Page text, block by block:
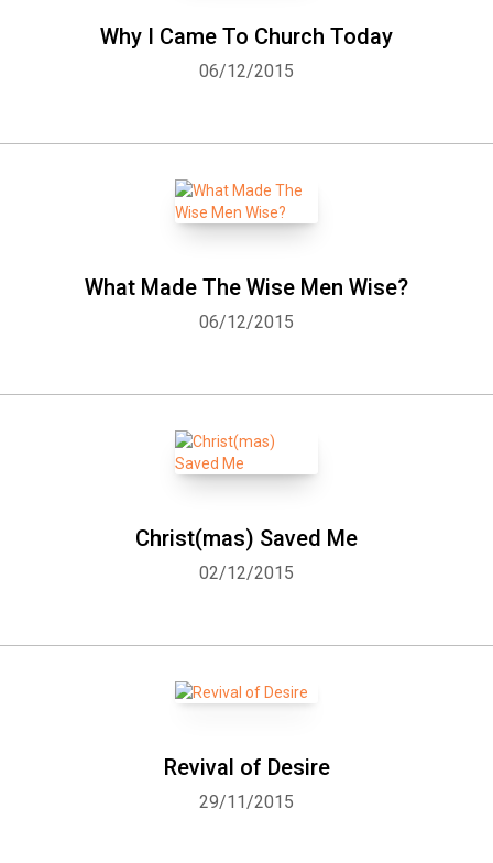
Why I Came To Church Today
06/12/2015
What Made The Wise Men Wise?
06/12/2015
Christ(mas) Saved Me
02/12/2015
Revival of Desire
29/11/2015